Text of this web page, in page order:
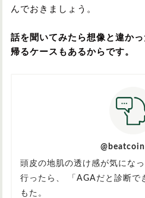
んでおきましょう。
話を聞いてみたら想像と違か
帰るケースもあるからです。
頭皮の地肌の透け感が気にな
行ったら、 「AGAだと診断で
もた。